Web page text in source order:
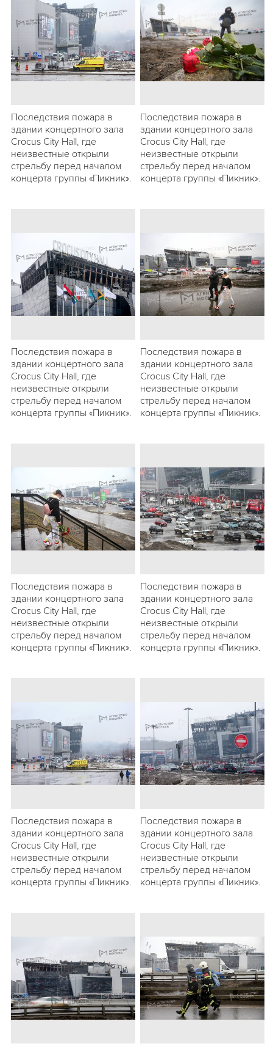
Последствия пожара в
здании концертного зала
Crocus City Hall, где
неизвестные открыли
стрельбу перед началом
концерта группы «Пикник».
Последствия пожара в
здании концертного зала
Crocus City Hall, где
неизвестные открыли
стрельбу перед началом
концерта группы «Пикник».
Последствия пожара в
здании концертного зала
Crocus City Hall, где
неизвестные открыли
стрельбу перед началом
концерта группы «Пикник».
Последствия пожара в
здании концертного зала
Crocus City Hall, где
неизвестные открыли
стрельбу перед началом
концерта группы «Пикник».
Последствия пожара в
здании концертного зала
Crocus City Hall, где
неизвестные открыли
стрельбу перед началом
концерта группы «Пикник».
Последствия пожара в
здании концертного зала
Crocus City Hall, где
неизвестные открыли
стрельбу перед началом
концерта группы «Пикник».
Последствия пожара в
здании концертного зала
Crocus City Hall, где
неизвестные открыли
стрельбу перед началом
концерта группы «Пикник».
Последствия пожара в
здании концертного зала
Crocus City Hall, где
неизвестные открыли
стрельбу перед началом
концерта группы «Пикник».